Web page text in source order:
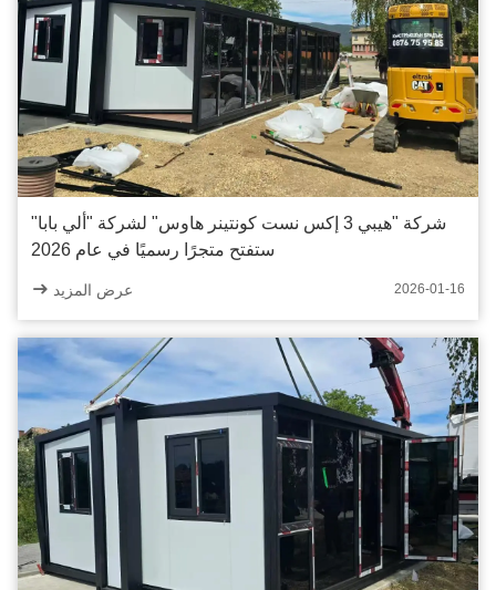
شركة "هيبي 3 إكس نست كونتينر هاوس" لشركة "ألي بابا"
ستفتح متجرًا رسميًا في عام 2026
2026-01-16 عرض المزيد